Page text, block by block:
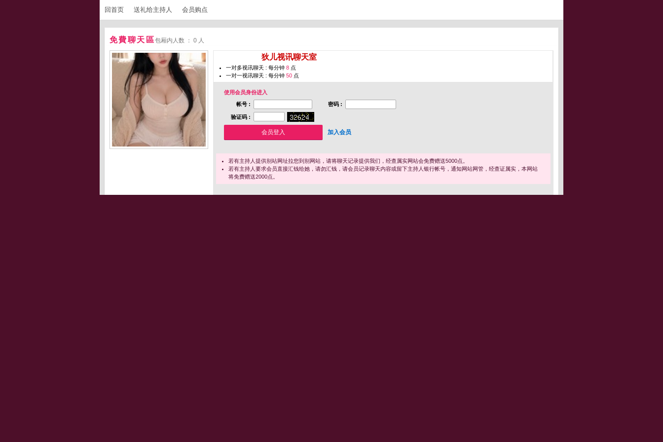
回首页 送礼给主持人 会员购点
免費聊天區包厢内人数 ： 0 人
狄儿视讯聊天室
一对多视讯聊天 : 每分钟 8 点
一对一视讯聊天 : 每分钟 50 点
使用会员身份进入
帐号 :
密码 :
验证码 :
加入会员
若有主持人提供别站网址拉您到别网站，请将聊天记录提供我们，经查属实网站会免费赠送5000点。
若有主持人要求会员直接汇钱给她，请勿汇钱，请会员记录聊天内容或留下主持人银行帐号，通知网站网管，经查证属实，本网站
将免费赠送2000点。